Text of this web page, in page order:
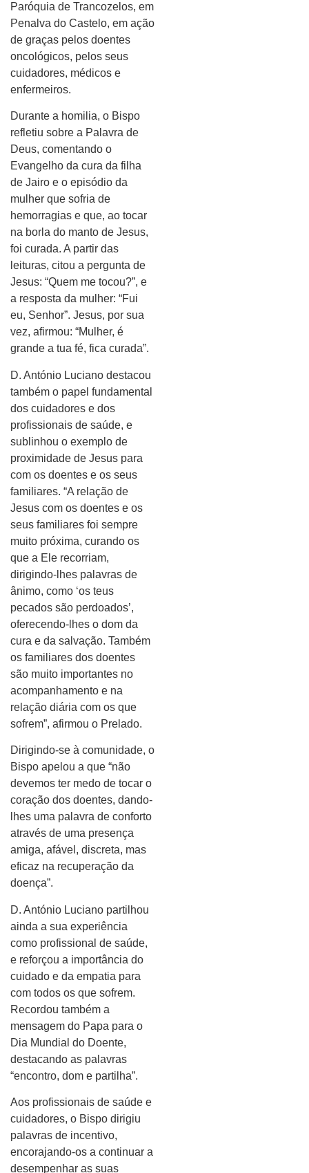
Paróquia de Trancozelos, em
Penalva do Castelo, em ação
de graças pelos doentes
oncológicos, pelos seus
cuidadores, médicos e
enfermeiros.
Durante a homilia, o Bispo
refletiu sobre a Palavra de
Deus, comentando o
Evangelho da cura da filha
de Jairo e o episódio da
mulher que sofria de
hemorragias e que, ao tocar
na borla do manto de Jesus,
foi curada. A partir das
leituras, citou a pergunta de
Jesus: “Quem me tocou?”, e
a resposta da mulher: “Fui
eu, Senhor”. Jesus, por sua
vez, afirmou: “Mulher, é
grande a tua fé, fica curada”.
D. António Luciano destacou
também o papel fundamental
dos cuidadores e dos
profissionais de saúde, e
sublinhou o exemplo de
proximidade de Jesus para
com os doentes e os seus
familiares. “A relação de
Jesus com os doentes e os
seus familiares foi sempre
muito próxima, curando os
que a Ele recorriam,
dirigindo-lhes palavras de
ânimo, como ‘os teus
pecados são perdoados’,
oferecendo-lhes o dom da
cura e da salvação. Também
os familiares dos doentes
são muito importantes no
acompanhamento e na
relação diária com os que
sofrem”, afirmou o Prelado.
Dirigindo-se à comunidade, o
Bispo apelou a que “não
devemos ter medo de tocar o
coração dos doentes, dando-
lhes uma palavra de conforto
através de uma presença
amiga, afável, discreta, mas
eficaz na recuperação da
doença”.
D. António Luciano partilhou
ainda a sua experiência
como profissional de saúde,
e reforçou a importância do
cuidado e da empatia para
com todos os que sofrem.
Recordou também a
mensagem do Papa para o
Dia Mundial do Doente,
destacando as palavras
“encontro, dom e partilha”.
Aos profissionais de saúde e
cuidadores, o Bispo dirigiu
palavras de incentivo,
encorajando-os a continuar a
desempenhar as suas